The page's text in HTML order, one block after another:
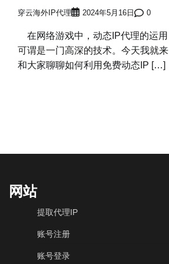
穿云海外IP代理 2024年5月16日 0
在网络游戏中，动态IP代理的运用
可谓是一门高深的技术。今天我就来
和大家聊聊如何利用免费动态IP […]
网站
提取代理IP
账号注册
账号登录